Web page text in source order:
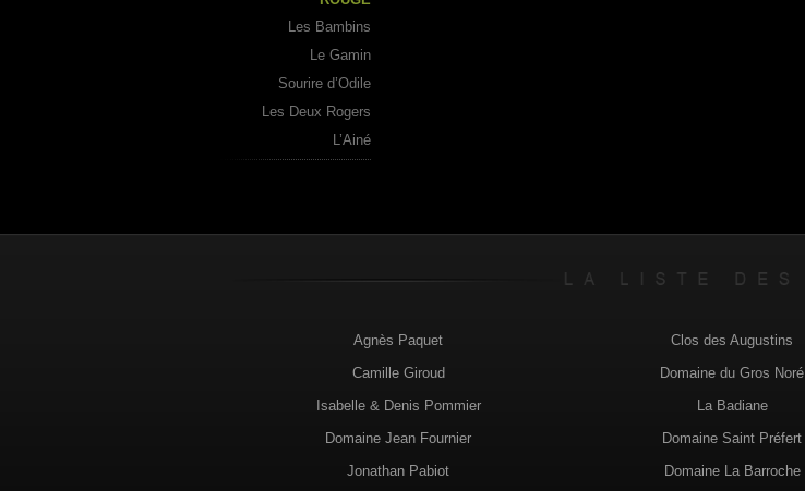
Les Bambins
Le Gamin
Sourire d’Odile
Les Deux Rogers
L’Ainé
Agnès Paquet
Camille Giroud
Isabelle & Denis Pommier
Domaine Jean Fournier
Jonathan Pabiot
Clos des Augustins
Domaine du Gros Noré
La Badiane
Domaine Saint Préfert
Domaine La Barroche